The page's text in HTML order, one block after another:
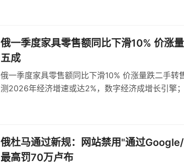
俄一季度家具零售额同比下滑10% 价涨
五成
俄一季度家具零售额同比下滑10% 价涨量跌二手转
测2026年经济增速或达2%，数字经济成增长引擎
俄杜马通过新规：网站禁用"通过
最高罚70万卢布